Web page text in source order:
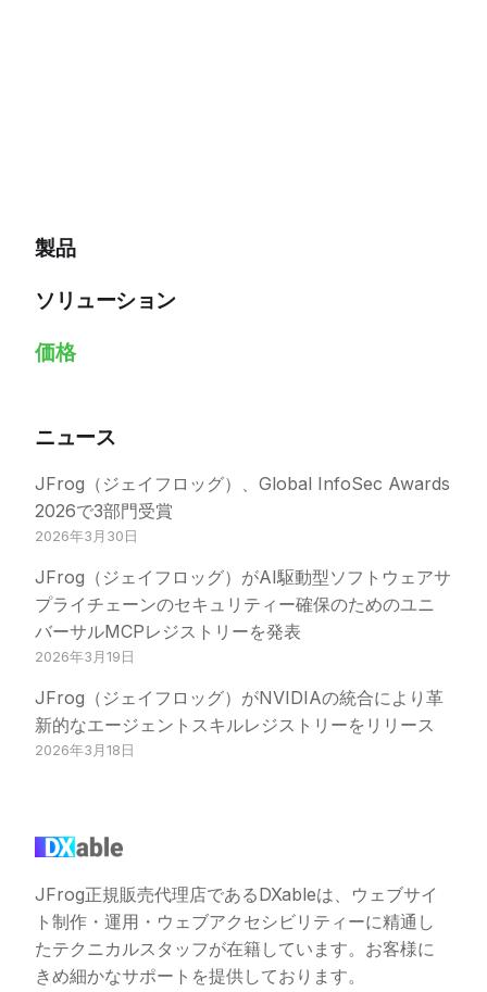
製品
ソリューション
価格
ニュース
JFrog（ジェイフロッグ）、Global InfoSec Awards
2026で3部門受賞
2026年3月30日
JFrog（ジェイフロッグ）がAI駆動型ソフトウェアサ
プライチェーンのセキュリティー確保のためのユニ
バーサルMCPレジストリーを発表
2026年3月19日
JFrog（ジェイフロッグ）がNVIDIAの統合により革
新的なエージェントスキルレジストリーをリリース
2026年3月18日
JFrog正規販売代理店であるDXableは、ウェブサイ
ト制作・運用・ウェブアクセシビリティーに精通し
たテクニカルスタッフが在籍しています。お客様に
きめ細かなサポートを提供しております。